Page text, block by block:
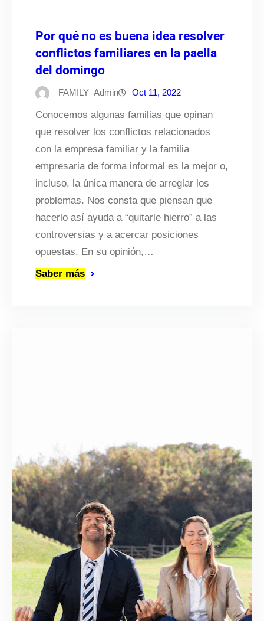
Por qué no es buena idea resolver
conflictos familiares en la paella
del domingo
FAMILY_Admin Oct 11, 2022
Conocemos algunas familias que opinan
que resolver los conflictos relacionados
con la empresa familiar y la familia
empresaria de forma informal es la mejor o,
incluso, la única manera de arreglar los
problemas. Nos consta que piensan que
hacerlo así ayuda a “quitarle hierro” a las
controversias y a acercar posiciones
opuestas. En su opinión,…
Saber más